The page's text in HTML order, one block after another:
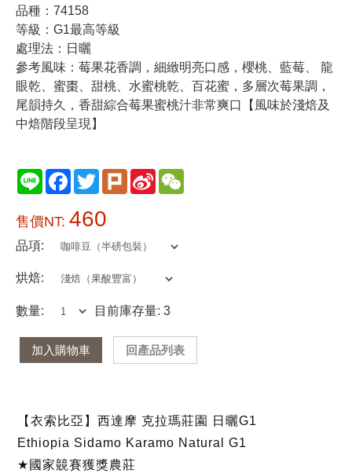
品種：74158
等級：G1最高等級
處理法：日曬
參考風味：莓果花香調，細緻明亮口感，櫻桃、藍莓、 龍
眼乾、蜜棗、甜桃、水蜜桃乾、百花蜜，多層次莓果調，
尾韻持久，香甜綜合莓果蜜桃汁非常爽口【風味於淺焙及
中焙階段呈現】
Line Facebook
TwitterPlurk Sina
Weibo
售價NT:460
品項:
烘焙:
數量: 目前庫存量: 3
加入購物車 回產品列表
【衣索比亞】西達摩 克拉瑪莊園 日曬G1
Ethiopia Sidamo Karamo Natural G1
★國家竸賽獲獎農莊